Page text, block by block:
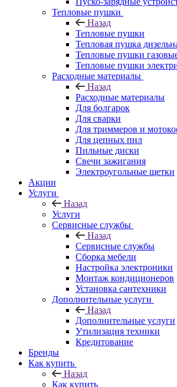
Тепловые пушки
Назад
Тепловые пушки
Тепловая пушка
Тепловые пушки
Тепловые пушки
Расходные материалы
Назад
Расходные материалы
Для болгарок
Для сварки
Для триммеров и
Для цепных пил
Пильные диски
Свечи зажигания
Электроугольные щетки
Акции
Услуги
Назад
Услуги
Сервисные службы
Назад
Сервисные службы
Сборка мебели
Настройка электроники
Монтаж кондиционеров
Установка сантехники
Дополнительные услуги
Назад
Дополнительные услуги
Утилизация техники
Кредитование
Бренды
Как купить
Назад
Как купить